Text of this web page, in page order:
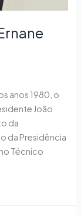
anos 1980, o
João
da
da Presidência
Técnico